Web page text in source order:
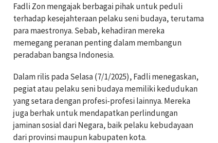
Fadli Zon mengajak berbagai pihak untuk peduli
terhadap kesejahteraan pelaku seni budaya, terutama
para maestronya. Sebab, kehadiran mereka
memegang peranan penting dalam membangun
peradaban bangsa Indonesia.
Dalam rilis pada Selasa (7/1/2025), Fadli menegaskan,
pegiat atau pelaku seni budaya memiliki kedudukan
yang setara dengan profesi-profesi lainnya. Mereka
juga berhak untuk mendapatkan perlindungan
jaminan sosial dari Negara, baik pelaku kebudayaan
dari provinsi maupun kabupaten kota.